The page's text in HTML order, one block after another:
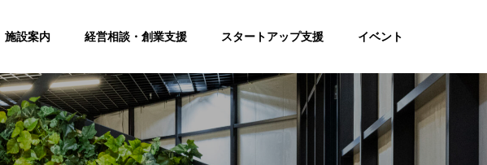
施設案内 経営相談・創業支援 スタートアップ支援 イベント